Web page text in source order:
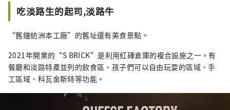
吃淡路生的起司,淡路牛
“舊鐘紡洲本工廠”的舊址還有美食景點。
2021年開業的“S BRICK”是利用紅磚倉庫的複合設施之一。有
餐廳和淡路特產並列的飲食區、孩子們可以自由玩耍的區域、手
工區域、科瓦金斯特等功能。